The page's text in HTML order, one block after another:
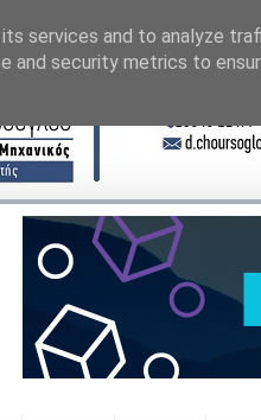
services and to analyze
and security metrics to